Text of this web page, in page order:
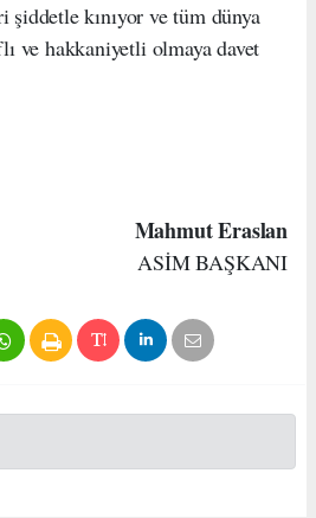
kınıyor ve tüm dünya
ve hakkaniyetli olmaya davet
Mahmut Eraslan
ASİM BAŞKANI